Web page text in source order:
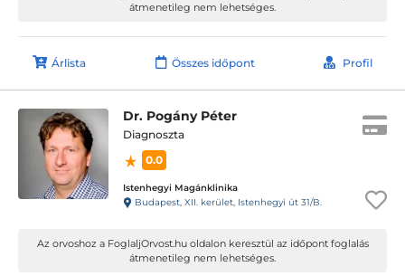
átmenetileg nem lehetséges.
Árlista Összes időpont Profil
Dr. Pogány Péter
Diagnoszta
0.0
Istenhegyi Magánklinika
Budapest, XII. kerület, Istenhegyi út 31/B.
Az orvoshoz a FoglaljOrvost.hu oldalon keresztül az időpont foglalás
átmenetileg nem lehetséges.